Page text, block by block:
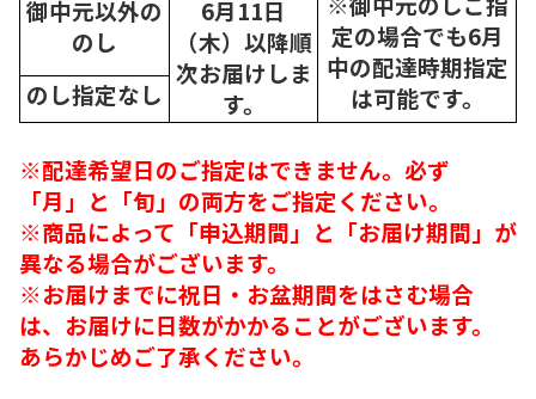
定の場合でも6月
中の配達時期指定
は可能です。
御中元以外の
のし
6月11日
（木）以降順
次お届けしま
す。
のし指定なし
※配達希望日のご指定はできません。必ず
「月」と「旬」の両方をご指定ください。
※商品によって「申込期間」と「お届け期間」が
異なる場合がございます。
※お届けまでに祝日・お盆期間をはさむ場合
は、お届けに日数がかかることがございます。
あらかじめご了承ください。